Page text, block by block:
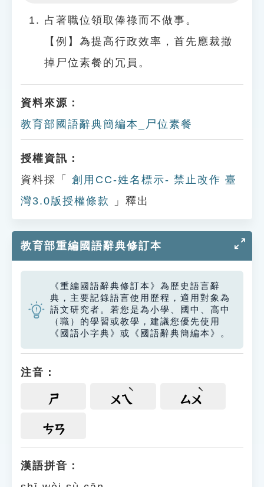
占著職位領取俸祿而不做事。
【例】為提高行政效率，首先應裁撤
掉尸位素餐的冗員。
資料來源：
教育部國語辭典簡編本_尸位素餐
授權資訊：
資料採「
創用CC-姓名標示- 禁止改作 臺
灣3.0版授權條款
」釋出
教育部重編國語辭典修訂本
《重編國語辭典修訂本》為歷史語言辭
典，主要記錄語言使用歷程，適用對象為
語文研究者。若您是為小學、國中、高中
（職）的學習或教學，建議您優先使用
《國語小字典》或《國語辭典簡編本》。
注音：
ㄕ ㄨㄟ ㄙㄨ
ㄘㄢ
漢語拼音：